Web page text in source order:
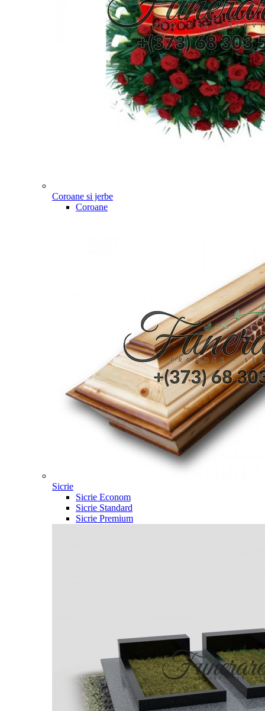
Coroane si jerbe
Coroane
Sicrie
Sicrie Econom
Sicrie Standard
Sicrie Premium